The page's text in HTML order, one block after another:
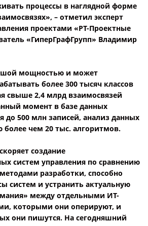
процессы в наглядной форме
– отметил эксперт
проектами «РТ-Проектные
«ГиперГрафГрупп» Владимир
мощностью и может
более 300 тысяч классов
свыше 2,4 млрд взаимосвязей
момент в базе данных
до 500 млн записей, анализ данных
более чем 20 тыс. алгоритмов.
создание
систем управления по сравнению
разработки, способно
систем и устранить актуальную
между отдельными ИТ-
которыми они оперируют, и
они пишутся. На сегодняшний